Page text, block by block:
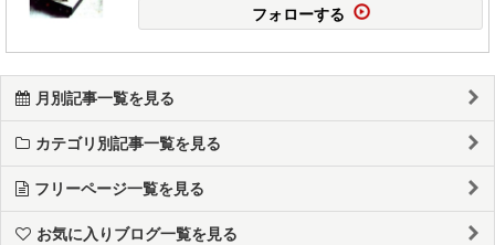
フォローする
月別記事一覧を見る
カテゴリ別記事一覧を見る
フリーページ一覧を見る
お気に入りブログ一覧を見る